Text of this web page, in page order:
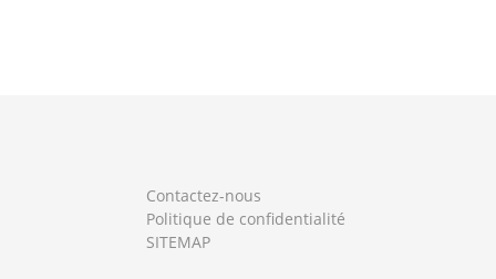
Contactez-nous
Politique de confidentialité
SITEMAP